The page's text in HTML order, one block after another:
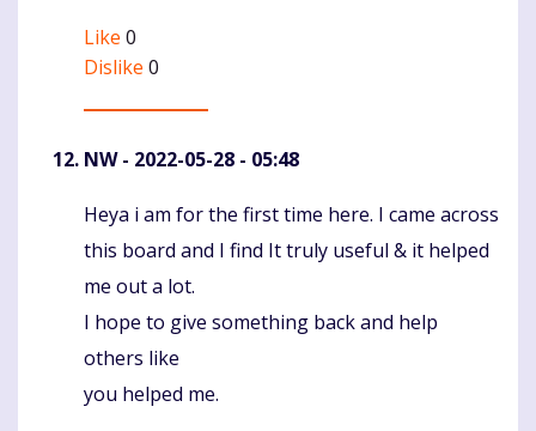
Like 0
Dislike 0
NW- 2022-05-28 - 05:48
Komentaras
Heya i am for the first time here. I came across
this board and I find It truly useful & it helped
me out a lot.
I hope to give something back and help
others like
you helped me.